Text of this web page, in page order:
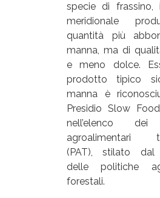
specie di frassino,
meridionale
quantità più
manna, ma di
e meno dolce.
prodotto tipico
manna è
Presidio Slow
nell’elenco dei
agroalimentari
(PAT), stilato dal
delle politiche
forestali.